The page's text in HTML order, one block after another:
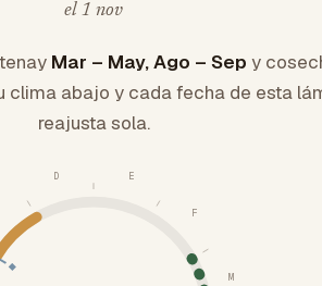
el 1 nov
Mar – May, Ago – Sep y
clima abajo y cada fecha de esta
reajusta sola.
E
F
M
D